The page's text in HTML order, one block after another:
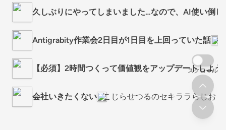
久しぶりにやってしまいました…なので、AI使い倒し
Antigrabity作業会2日目が1日目を上回っていた話
【必須】2時間つくって価値観をアップデートしよう
会社いきたくない こじらせつるのセキララらじお
スクロール